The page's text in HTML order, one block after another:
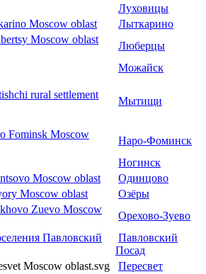
Луховицы
Лыткарино
Люберцы
Можайск
Мытищи
Наро-Фоминск
Ногинск
Одинцово
Озёры
Орехово-Зуево
Павловский
Посад
Пересвет